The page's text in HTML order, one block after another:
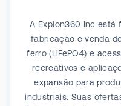
A Expion360 Inc está
fabricação e venda
ferro (LiFePO4) e
recreativos e
expansão para
industriais. Suas